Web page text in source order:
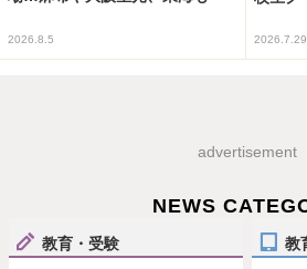
2026.8.5 2026.7.29
advertisement
NEWS
教育・受験 教